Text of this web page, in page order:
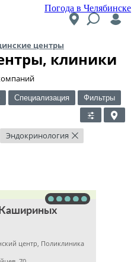
Погода в Челябинске
центры
клиники
Специализация Фильтры
Эндокринология ×
центр, Поликлиника